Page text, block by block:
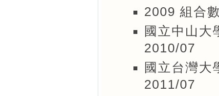
2009 組合
國立中山大
2010/07
國立台灣大
2011/07